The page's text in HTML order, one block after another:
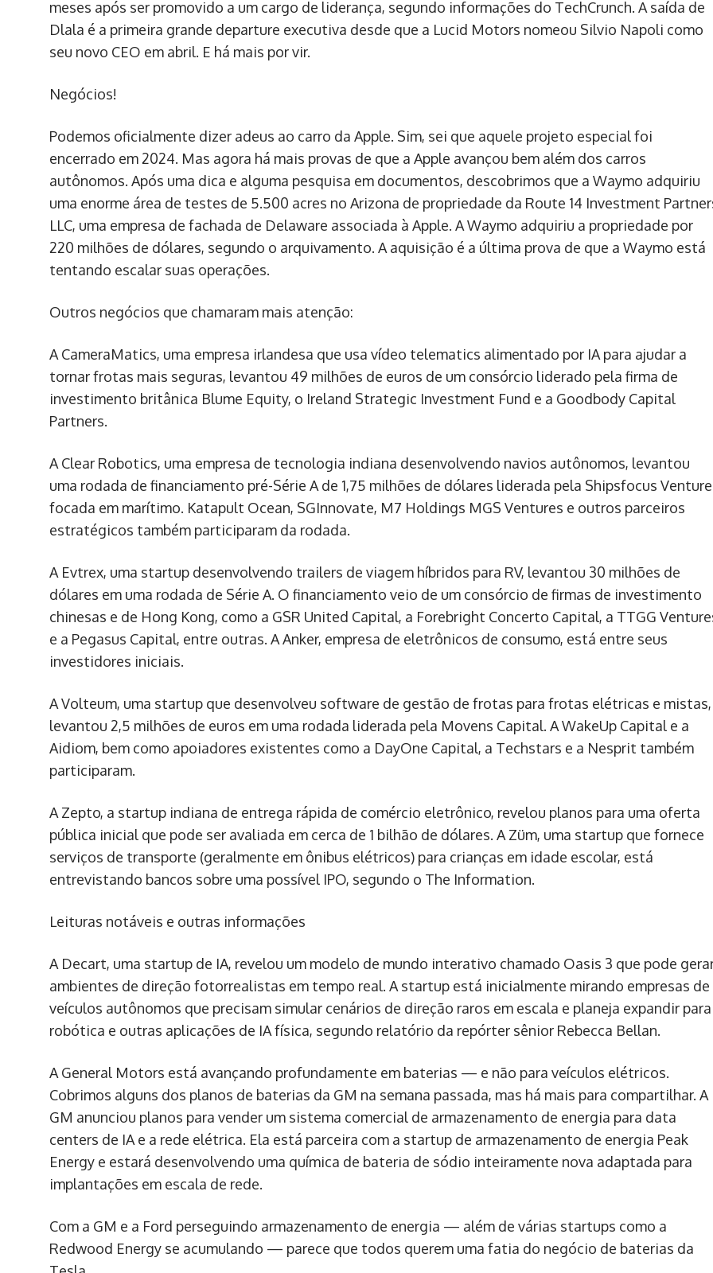
meses após ser promovido a um cargo de liderança, segundo informações do TechCrunch. A saída de
Dlala é a primeira grande departure executiva desde que a Lucid Motors nomeou Silvio Napoli como
seu novo CEO em abril. E há mais por vir.
Negócios!
Podemos oficialmente dizer adeus ao carro da Apple. Sim, sei que aquele projeto especial foi
encerrado em 2024. Mas agora há mais provas de que a Apple avançou bem além dos carros
autônomos. Após uma dica e alguma pesquisa em documentos, descobrimos que a Waymo adquiriu
uma enorme área de testes de 5.500 acres no Arizona de propriedade da Route 14 Investment
LLC, uma empresa de fachada de Delaware associada à Apple. A Waymo adquiriu a propriedade por
220 milhões de dólares, segundo o arquivamento. A aquisição é a última prova de que a Waymo está
tentando escalar suas operações.
Outros negócios que chamaram mais atenção:
A CameraMatics, uma empresa irlandesa que usa vídeo telematics alimentado por IA para ajudar a
tornar frotas mais seguras, levantou 49 milhões de euros de um consórcio liderado pela firma de
investimento britânica Blume Equity, o Ireland Strategic Investment Fund e a Goodbody Capital
Partners.
A Clear Robotics, uma empresa de tecnologia indiana desenvolvendo navios autônomos, levantou
uma rodada de financiamento pré-Série A de 1,75 milhões de dólares liderada pela Shipsfocus
focada em marítimo. Katapult Ocean, SGInnovate, M7 Holdings MGS Ventures e outros parceiros
estratégicos também participaram da rodada.
A Evtrex, uma startup desenvolvendo trailers de viagem híbridos para RV, levantou 30 milhões de
dólares em uma rodada de Série A. O financiamento veio de um consórcio de firmas de investimento
chinesas e de Hong Kong, como a GSR United Capital, a Forebright Concerto Capital, a TTGG
e a Pegasus Capital, entre outras. A Anker, empresa de eletrônicos de consumo, está entre seus
investidores iniciais.
A Volteum, uma startup que desenvolveu software de gestão de frotas para frotas elétricas e mistas,
levantou 2,5 milhões de euros em uma rodada liderada pela Movens Capital. A WakeUp Capital e a
Aidiom, bem como apoiadores existentes como a DayOne Capital, a Techstars e a Nesprit também
participaram.
A Zepto, a startup indiana de entrega rápida de comércio eletrônico, revelou planos para uma oferta
pública inicial que pode ser avaliada em cerca de 1 bilhão de dólares. A Züm, uma startup que fornece
serviços de transporte (geralmente em ônibus elétricos) para crianças em idade escolar, está
entrevistando bancos sobre uma possível IPO, segundo o The Information.
Leituras notáveis e outras informações
A Decart, uma startup de IA, revelou um modelo de mundo interativo chamado Oasis 3 que pode
ambientes de direção fotorrealistas em tempo real. A startup está inicialmente mirando empresas de
veículos autônomos que precisam simular cenários de direção raros em escala e planeja expandir para
robótica e outras aplicações de IA física, segundo relatório da repórter sênior Rebecca Bellan.
A General Motors está avançando profundamente em baterias — e não para veículos elétricos.
Cobrimos alguns dos planos de baterias da GM na semana passada, mas há mais para compartilhar. A
GM anunciou planos para vender um sistema comercial de armazenamento de energia para data
centers de IA e a rede elétrica. Ela está parceira com a startup de armazenamento de energia Peak
Energy e estará desenvolvendo uma química de bateria de sódio inteiramente nova adaptada para
implantações em escala de rede.
Com a GM e a Ford perseguindo armazenamento de energia — além de várias startups como a
Redwood Energy se acumulando — parece que todos querem uma fatia do negócio de baterias da